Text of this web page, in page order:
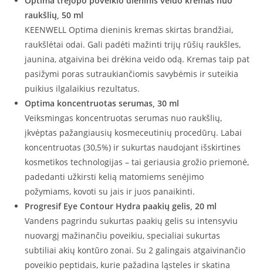
raukšlių, 50 ml
KEENWELL Optima dieninis kremas skirtas brandžiai,
raukšlėtai odai. Gali padėti mažinti trijų rūšių raukšles,
jaunina, atgaivina bei drėkina veido odą. Kremas taip pat
pasižymi poras sutraukiančiomis savybėmis ir suteikia
puikius ilgalaikius rezultatus.
Optima koncentruotas serumas, 30 ml
Veiksmingas koncentruotas serumas nuo raukšlių,
įkvėptas pažangiausių kosmeceutinių procedūrų. Labai
koncentruotas (30,5%) ir sukurtas naudojant išskirtines
kosmetikos technologijas – tai geriausia grožio priemonė,
padedanti užkirsti kelią matomiems senėjimo
požymiams, kovoti su jais ir juos panaikinti.
Progresif Eye Contour Hydra paakių gelis, 20 ml
Vandens pagrindu sukurtas paakių gelis su intensyviu
nuovargį mažinančiu poveikiu, specialiai sukurtas
subtiliai akių kontūro zonai. Su 2 galingais atgaivinančio
poveikio peptidais, kurie pažadina ląsteles ir skatina